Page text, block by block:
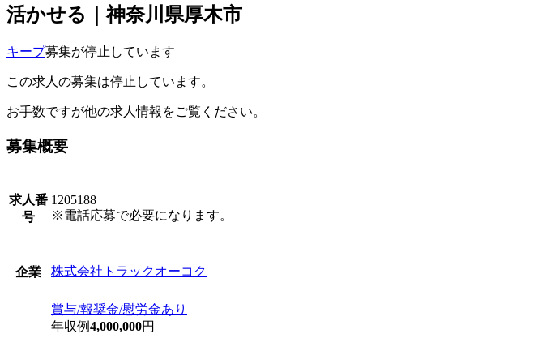
活かせる｜神奈川県厚木市
キープ募集が停止しています
この求人の募集は停止しています。
お手数ですが他の求人情報をご覧ください。
募集概要
求人番
号
1205188
※電話応募で必要になります。
企業 株式会社トラックオーコク
賞与/報奨金/慰労金あり
年収例4,000,000円